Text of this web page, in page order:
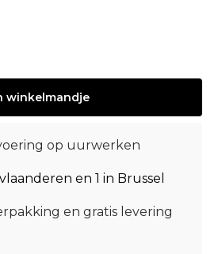
winkelmandje
op uurwerken
en 1 in Brussel
en gratis levering